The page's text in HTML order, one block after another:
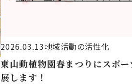
2026.03.13地域活動の活性化
東山動植物園春まつりにスポ
展します！